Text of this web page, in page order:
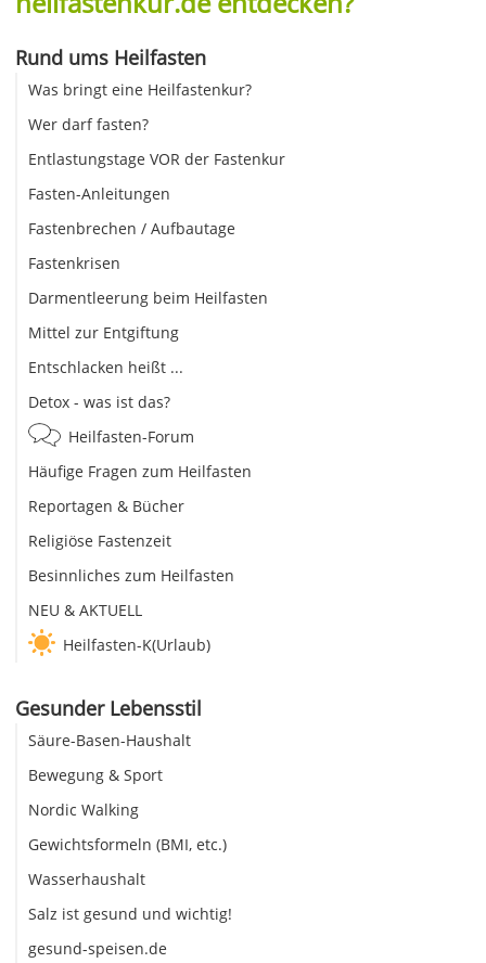
Rund ums Heilfasten
Was bringt eine Heilfastenkur?
Wer darf fasten?
Entlastungstage VOR der Fastenkur
Fasten-Anleitungen
Fastenbrechen / Aufbautage
Fastenkrisen
Darmentleerung beim Heilfasten
Mittel zur Entgiftung
Entschlacken heißt ...
Detox - was ist das?
Heilfasten-Forum
Häufige Fragen zum Heilfasten
Reportagen & Bücher
Religiöse Fastenzeit
Besinnliches zum Heilfasten
NEU & AKTUELL
Heilfasten-K(Urlaub)
Gesunder Lebensstil
Säure-Basen-Haushalt
Bewegung & Sport
Nordic Walking
Gewichtsformeln (BMI, etc.)
Wasserhaushalt
Salz ist gesund und wichtig!
gesund-speisen.de